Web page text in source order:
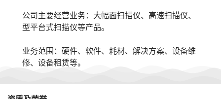
公司主要经营业务：大幅面扫描仪、高速扫描仪、
型平台式扫描仪等产品。
业务范围：硬件、软件、耗材、解决方案、设备维
修、设备租赁等。